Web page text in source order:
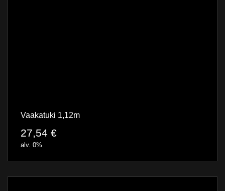
Vaakatuki 1,12m
27,54 €
alv. 0%